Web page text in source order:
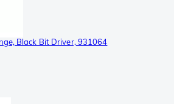
Black Bit Driver, 931064